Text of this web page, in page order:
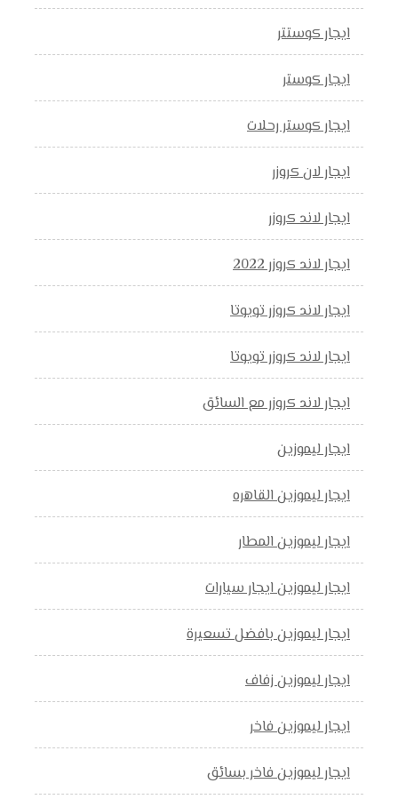
ايجار كوستتر
ايجار كوستر
ايجار كوستر رحلات
ايجار لان كروزر
ايجار لاند كروزر
ايجار لاند كروزر 2022
ايجار لاند كروزر تويوتا
ايجار لاند كروزر تويوتا
ايجار لاند كروزر مع السائق
ايجار ليموزين
ايجار ليموزين القاهره
ايجار ليموزين المطار
ايجار ليموزين ايجار سيارات
ايجار ليموزين بافضل تسعيرة
ايجار ليموزين زفاف
ايجار ليموزين فاخر
ايجار ليموزين فاخر بسائق